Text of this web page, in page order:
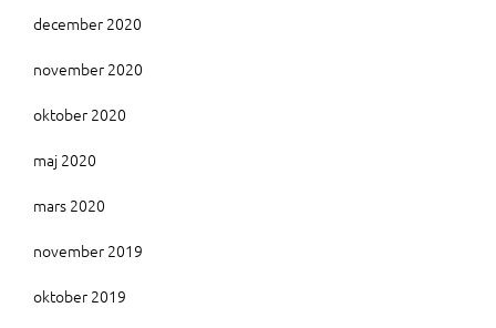
december 2020
november 2020
oktober 2020
maj 2020
mars 2020
november 2019
oktober 2019